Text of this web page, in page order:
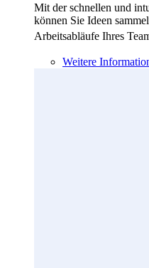
Mit der schnellen und
können Sie Ideen
Arbeitsabläufe Ihres
Weitere